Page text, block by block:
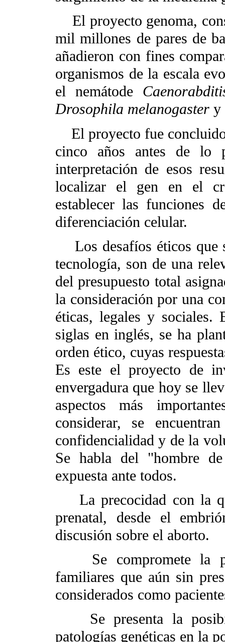
El proyecto genoma,
mil millones de pares de
añadieron con fines
organismos de la escala
el nemátode
Drosophila melanogaster y
El proyecto fue
cinco años antes de lo
interpretación de esos
localizar el gen en el
establecer las funciones
diferenciación celular.
Los desafíos éticos que
tecnología, son de una
del presupuesto total
la consideración por una
éticas, legales y
siglas en inglés, se ha
orden ético, cuyas
Es este el proyecto de
envergadura que hoy se
aspectos más
considerar, se
confidencialidad y de la
Se habla del "hombre
expuesta ante todos.
La precocidad con la
prenatal, desde el
discusión sobre el aborto.
Se compromete la
familiares que aún sin
considerados como
Se presenta la
patologías genéticas en la